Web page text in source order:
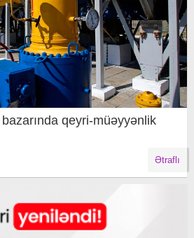
qeyri-müəyyənlik
Ətraflı